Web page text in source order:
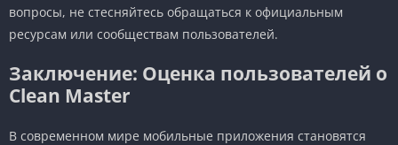
вопросы, не стесняйтесь обращаться к официальным
ресурсам или сообществам пользователей.
Заключение: Оценка пользователей о
Clean Master
В современном мире мобильные приложения становятся